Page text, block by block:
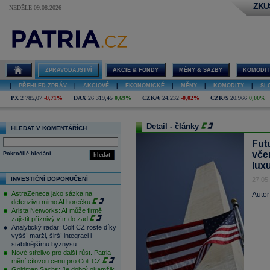
NEDĚLE 09.08.2026
ZPRAVODAJSTVÍ AKCIE & FONDY MĚNY & SAZBY
PŘEHLED ZPRÁV AKCIOVÉ EKONOMICKÉ MĚNY KOMODITY
PX 2 785,07 -0,71% DAX 26 319,45 0,69% CZK/€ 24,232 -0,02% CZK/$ 20,966 0,00%
HLEDAT V KOMENTÁŘÍCH
hledat
Pokročilé hledání
INVESTIČNÍ DOPORUČENÍ
AstraZeneca jako sázka na
defenzivu mimo AI horečku
Arista Networks: AI může firmě
zajistit příznivý vítr do zad
Analytický radar: Colt CZ roste díky
vyšší marži, širší integraci i
stabilnějšímu byznysu
Nové střelivo pro další růst. Patria
mění cílovou cenu pro Colt CZ
Detail - články